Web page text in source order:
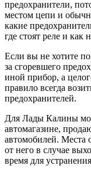
предохранители,
местом цепи и
какие
где стоят реле и как
Если вы не хотите
за сгоревшего
иной прибор, а
правило всегда
предохранителей.
Для Лады Калины
автомагазине,
автомобилей. Места
от него в случае
время для